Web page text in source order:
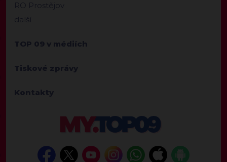
RO Prostějov
další
TOP 09 v médiích
Tiskové zprávy
Kontakty